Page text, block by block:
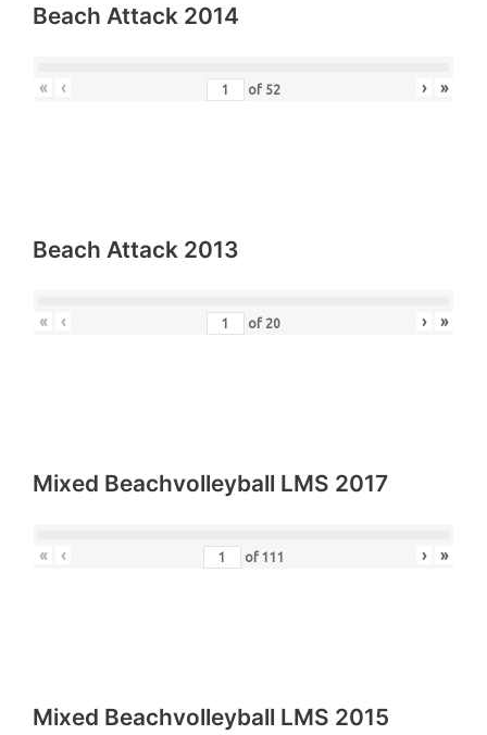
Beach Attack 2014
« ‹ of 52 › »
Beach Attack 2013
« ‹ of 20 › »
Mixed Beachvolleyball LMS 2017
« ‹ of 111 › »
Mixed Beachvolleyball LMS 2015